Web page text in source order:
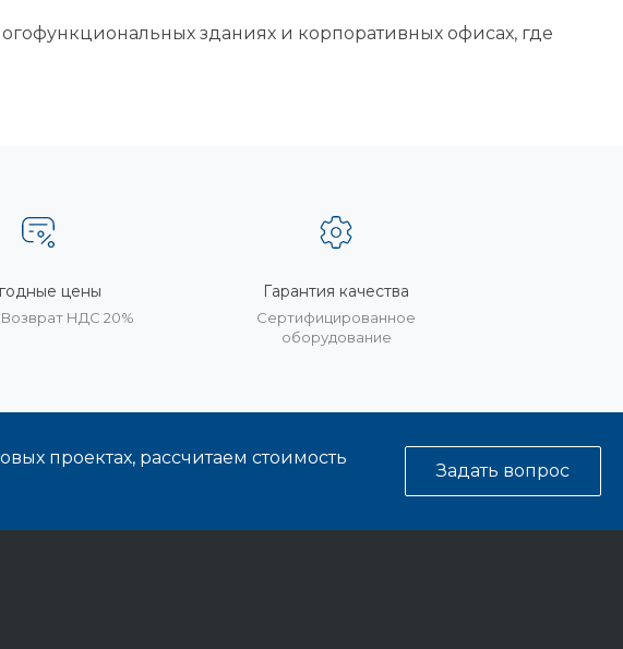
зданиях и корпоративных офисах, где
цены
Возврат НДС 20%
Гарантия качества
Сертифицированное
оборудование
проектах, рассчитаем стоимость
Задать вопрос